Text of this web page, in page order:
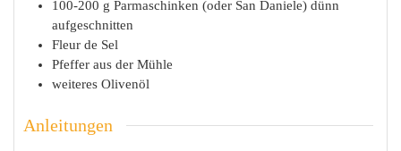
100-200 g Parmaschinken (oder San Daniele) dünn
aufgeschnitten
Fleur de Sel
Pfeffer aus der Mühle
weiteres Olivenöl
Anleitungen